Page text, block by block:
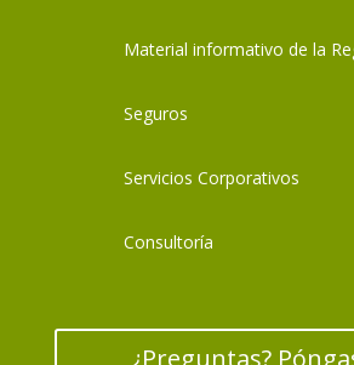
Material informativo de la
Seguros
Servicios Corporativos
Consultoría
¿Preguntas?